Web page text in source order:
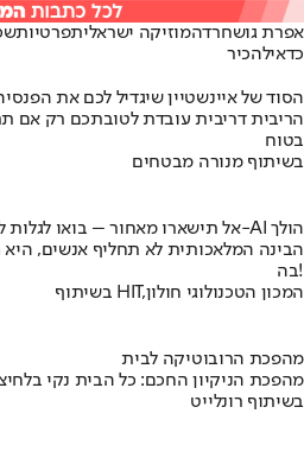
אפרת גושחרדהמוזיקה ישראליתפרטיות
כדאילהכיר
הסוד של איינשטיין שיגדיל לכם את
הריבית דריבית עובדת לטובתכם רק אם
בטוח
בשיתוף מנורה מבטחים
אל תישארו מאחור – בואו לגלות לאן ה-AI הולך
הבינה המלאכותית לא תחליף אנשים,
בה!
בשיתוף HIT,המכון הטכנולוגי חולון
מהפכת הרובוטיקה לבית
מהפכת הניקיון החכם: כל הבית נקי
בשיתוף רונלייט